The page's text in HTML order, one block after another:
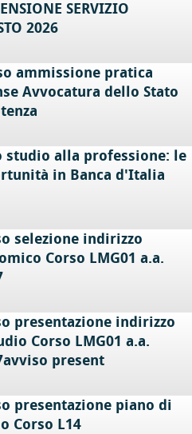
SERVIZIO
2026
ammissione pratica
Avvocatura dello Stato
studio alla professione: le
in Banca d'Italia
selezione indirizzo
Corso LMG01 a.a.
presentazione indirizzo
Corso LMG01 a.a.
present
presentazione piano di
Corso L14